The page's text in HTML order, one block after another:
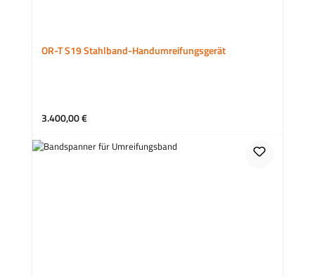
OR-T S19 Stahlband-Handumreifungsgerät
Regulärer Preis:
3.400,00 €